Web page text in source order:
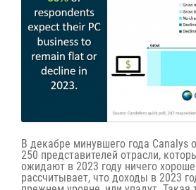
В декабре минувшего года Canalys
250 представителей отрасли,
ожидают в 2023 году ничего
рассчитывает, что доходы в 2023